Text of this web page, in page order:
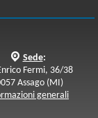
q Sede:
Fermi, 36/38
Assago (MI)
generali